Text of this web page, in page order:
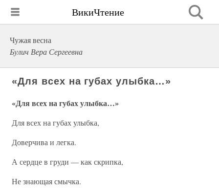
ВикиЧтение
Чужая весна
Булич Вера Сергеевна
«Для всех на губах улыбка…»
«Для всех на губах улыбка…»
Для всех на губах улыбка,
Доверчива и легка.
А сердце в груди — как скрипка,
Не знающая смычка.